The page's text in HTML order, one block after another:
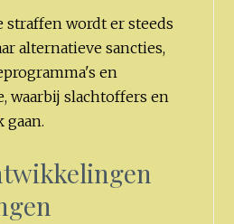
straffen wordt er steeds
alternatieve sancties,
en
waarbij slachtoffers en
gaan.